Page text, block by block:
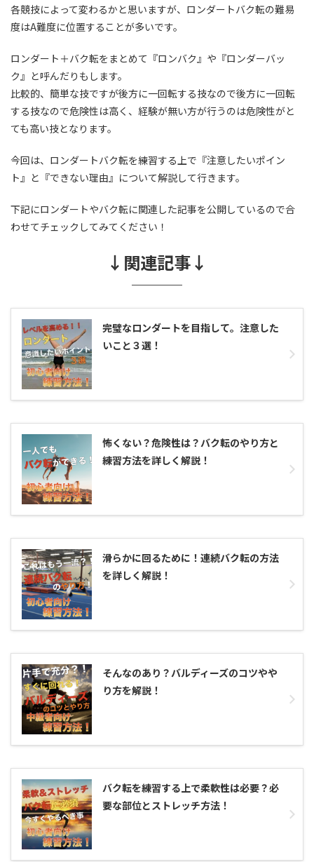
各競技によって変わるかと思いますが、ロンダートバク転の難易
度はA難度に位置することが多いです。
ロンダート＋バク転をまとめて『ロンバク』や『ロンダーバッ
ク』と呼んだりもします。
比較的、簡単な技ですが後方に一回転する技なので後方に一回転
する技なので危険性は高く、経験が無い方が行うのは危険性がと
ても高い技となります。
今回は、ロンダートバク転を練習する上で『注意したいポイン
ト』と『できない理由』について解説して行きます。
下記にロンダートやバク転に関連した記事を公開しているので合
わせてチェックしてみてください！
↓関連記事↓
完璧なロンダートを目指して。注意した
いこと３選！
怖くない？危険性は？バク転のやり方と
練習方法を詳しく解説！
滑らかに回るために！連続バク転の方法
を詳しく解説！
そんなのあり？バルディーズのコツやや
り方を解説！
バク転を練習する上で柔軟性は必要？必
要な部位とストレッチ方法！